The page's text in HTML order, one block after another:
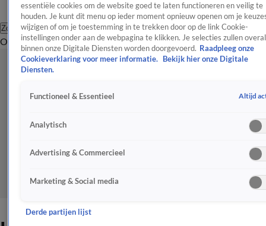
Zoeken
OverzichtEntertainmentSpraakmakendRealityCrimeVideo's
essentiële cookies om de website goed te laten functioneren en veilig te
houden. Je kunt dit menu op ieder moment opnieuw openen om je
wijzigen of om je toestemming in te trekken door op de link Cookie-
instellingen onder aan de webpagina te klikken. Je selecties zullen overal
binnen onze Digitale Diensten worden doorgevoerd. Raadpleeg onze
Cookieverklaring voor meer informatie.
Bekijk hier onze Digitale
Diensten.
Functioneel & Essentieel Altijd
Analytisch
Advertising & Commercieel
Marketing & Social media
Derde partijen lijst